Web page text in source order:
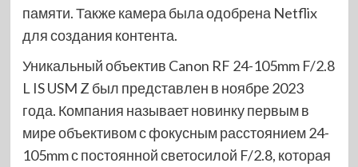
памяти. Также камера была одобрена Netflix
для создания контента.
Уникальный объектив Canon RF 24-105mm F/2.8
L IS USM Z был представлен в ноябре 2023
года. Компания называет новинку первым в
мире объективом с фокусным расстоянием 24-
105mm с постоянной светосилой F/2.8, которая